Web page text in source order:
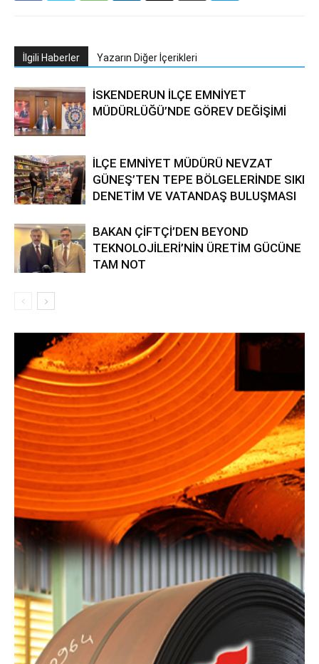
İlgili Haberler Yazarın Diğer İçerikleri
İSKENDERUN İLÇE EMNİYET
MÜDÜRLÜĞÜ’NDE GÖREV DEĞİŞİMİ
İLÇE EMNİYET MÜDÜRÜ NEVZAT
GÜNEŞ’TEN TEPE BÖLGELERİNDE SIKI
DENETİM VE VATANDAŞ BULUŞMASI
BAKAN ÇİFTÇİ’DEN BEYOND
TEKNOLOJİLERİ’NİN ÜRETİM GÜCÜNE
TAM NOT